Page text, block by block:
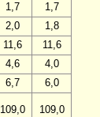
1,7
1,7
2,0
1,8
11,6
11,6
4,6
4,0
6,7
6,0
109,0 109,0